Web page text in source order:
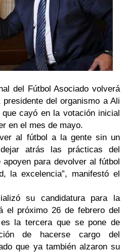
del Fútbol Asociado volverá
del organismo a Ali
cayó en la votación inicial
en el mes de mayo.
al fútbol a la gente sin un
atrás las prácticas del
para devolver al fútbol
la excelencia”, manifestó el
su candidatura para la
el próximo 26 de febrero del
la tercera que se pone de
de hacerse cargo del
que ya también alzaron su